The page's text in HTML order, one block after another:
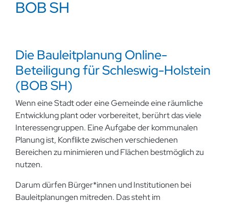
BOB SH
Die Bauleitplanung Online-
Beteiligung für Schleswig-Holstein
(BOB SH)
Wenn eine Stadt oder eine Gemeinde eine räumliche
Entwicklung plant oder vorbereitet, berührt das viele
Interessengruppen. Eine Aufgabe der kommunalen
Planung ist, Konflikte zwischen verschiedenen
Bereichen zu minimieren und Flächen bestmöglich zu
nutzen.
Darum dürfen Bürger*innen und Institutionen bei
Bauleitplanungen mitreden. Das steht im